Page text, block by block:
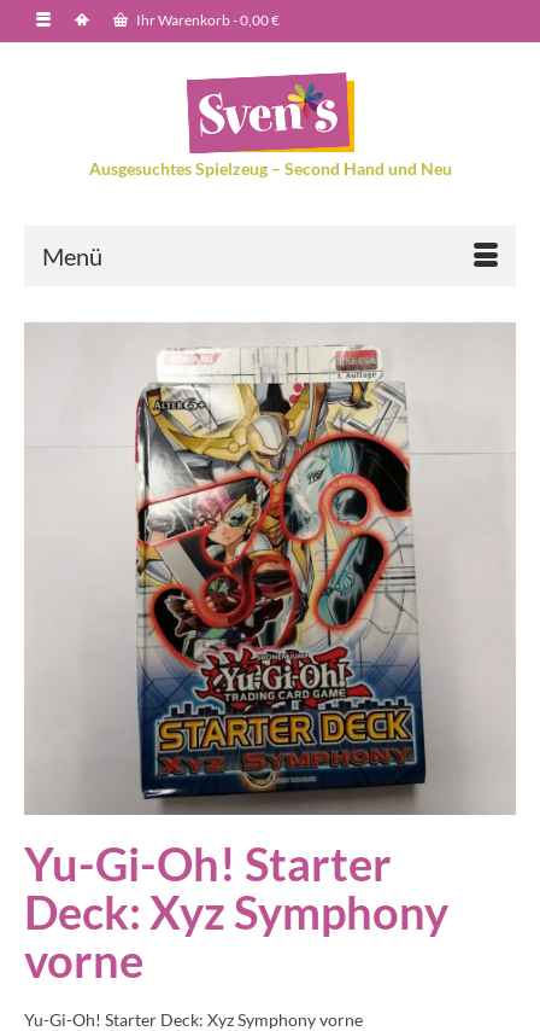
Ihr Warenkorb-0,00€
Ausgesuchtes Spielzeug – Second Hand und Neu
Menü
Yu-Gi-Oh! Starter
Deck: Xyz Symphony
vorne
Yu-Gi-Oh! Starter Deck: Xyz Symphony vorne